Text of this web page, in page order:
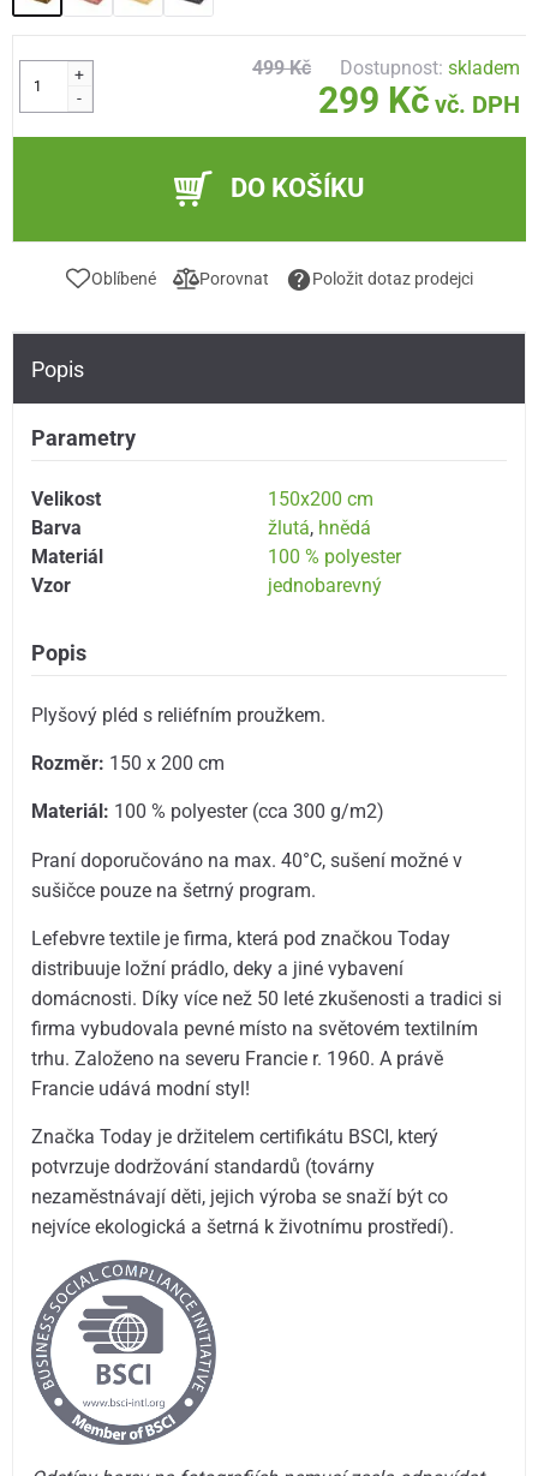
+
-
499 Kč Dostupnost:skladem
299 Kč vč. DPH
DO KOŠÍKU
Oblíbené Porovnat Položit dotaz prodejci
Popis
Parametry
Velikost
150x200 cm
Barva
žlutá, hnědá
Materiál
100 % polyester
Vzor
jednobarevný
Popis
Plyšový pléd s reliéfním proužkem.
Rozměr: 150 x 200 cm
Materiál: 100 % polyester (cca 300 g/m2)
Praní doporučováno na max. 40°C, sušení možné v
sušičce pouze na šetrný program.
Lefebvre textile je firma, která pod značkou Today
distribuuje ložní prádlo, deky a jiné vybavení
domácnosti. Díky více než 50 leté zkušenosti a tradici si
firma vybudovala pevné místo na světovém textilním
trhu. Založeno na severu Francie r. 1960. A právě
Francie udává modní styl!
Značka Today je držitelem certifikátu BSCI, který
potvrzuje dodržování standardů (továrny
nezaměstnávají děti, jejich výroba se snaží být co
nejvíce ekologická a šetrná k životnímu prostředí).